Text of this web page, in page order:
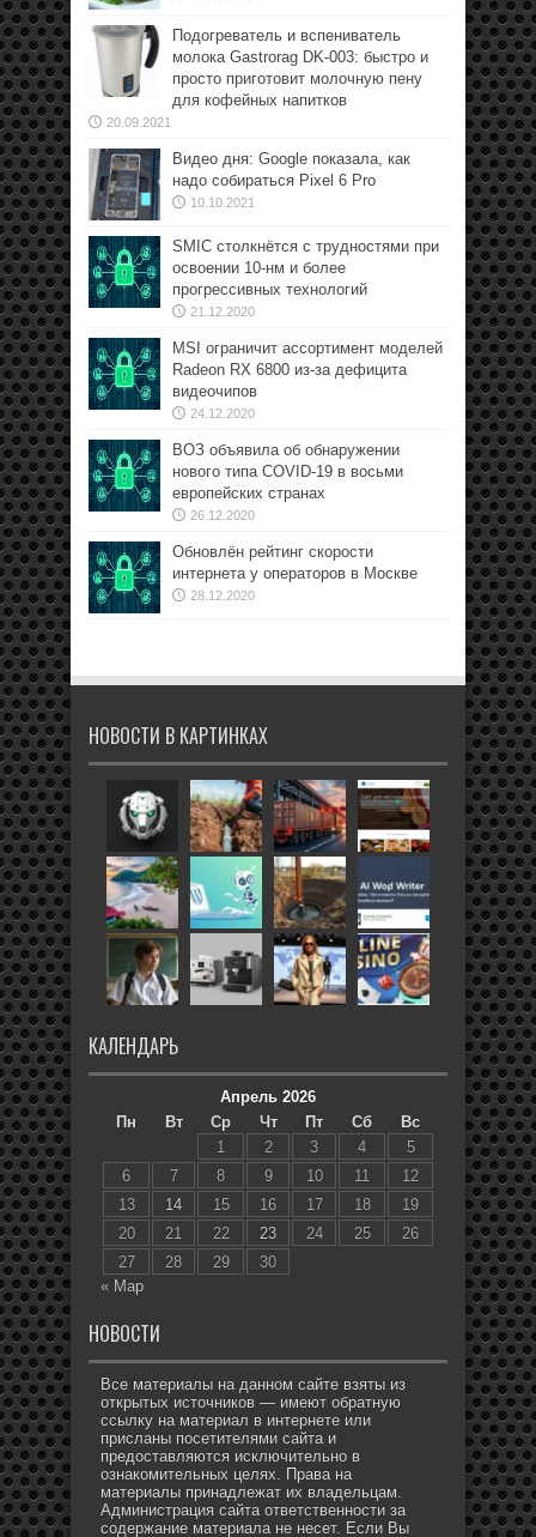
Подогреватель и вспениватель
молока Gastrorag DK-003: быстро и
просто приготовит молочную пену
для кофейных напитков
20.09.2021
Видео дня: Google показала, как
надо собираться Pixel 6 Pro
10.10.2021
SMIC столкнётся с трудностями при
освоении 10-нм и более
прогрессивных технологий
21.12.2020
MSI ограничит ассортимент моделей
Radeon RX 6800 из-за дефицита
видеочипов
24.12.2020
ВОЗ объявила об обнаружении
нового типа COVID-19 в восьми
европейских странах
26.12.2020
Обновлён рейтинг скорости
интернета у операторов в Москве
28.12.2020
НОВОСТИ В КАРТИНКАХ
КАЛЕНДАРЬ
Апрель 2026
Пн
Вт Ср Чт Пт Сб
Вс
1
2 3 4
5
6
7 8 9 10 11
12
13
14 15 16 17 18
19
20
21 22 23 24 25
26
27
28 29
30
« Мар
НОВОСТИ
Все материалы на данном сайте взяты из
открытых источников — имеют обратную
ссылку на материал в интернете или
присланы посетителями сайта и
предоставляются исключительно в
ознакомительных целях. Права на
материалы принадлежат их владельцам.
Администрация сайта ответственности за
содержание материала не несет. Если Вы